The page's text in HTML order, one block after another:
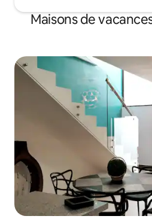
Maisons de